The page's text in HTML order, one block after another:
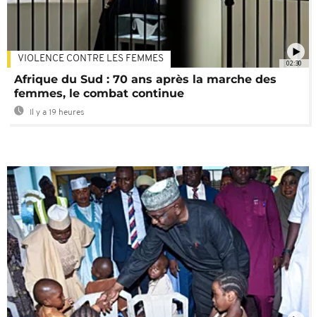
02:30
VIOLENCE CONTRE LES FEMMES
Afrique du Sud : 70 ans après la marche des
femmes, le combat continue
Il y a 19 heures